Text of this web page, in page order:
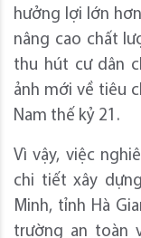
hưởng lợi lớn
nâng cao chất
thu hút cư dân
ảnh mới về tiêu
Nam thế kỷ 21.
Vì vậy, việc
chi tiết xây
Minh, tỉnh Hà
trường an toàn